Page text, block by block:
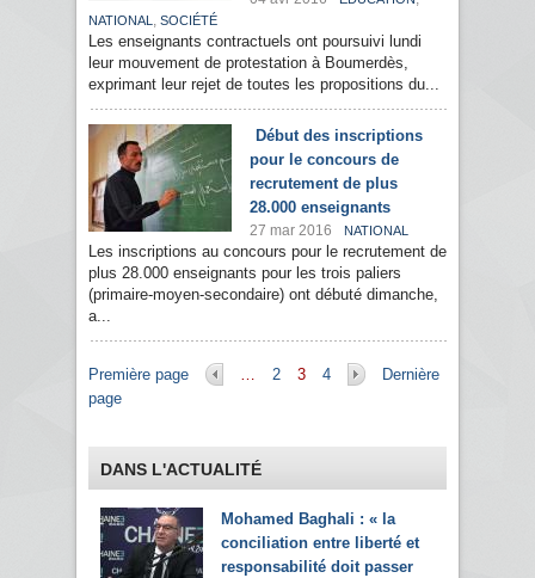
NATIONAL , SOCIÉTÉ
Les enseignants contractuels ont poursuivi lundi
leur mouvement de protestation à Boumerdès,
exprimant leur rejet de toutes les propositions du...
Début des inscriptions
pour le concours de
recrutement de plus
28.000 enseignants
27 mar 2016 NATIONAL
Les inscriptions au concours pour le recrutement de
plus 28.000 enseignants pour les trois paliers
(primaire-moyen-secondaire) ont débuté dimanche,
a...
Pages
Première page … 2 3 4
Dernière
page
DANS L'ACTUALITÉ
Mohamed Baghali : « la
conciliation entre liberté et
responsabilité doit passer